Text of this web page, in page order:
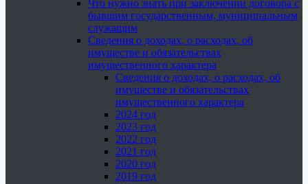
Что нужно знать при заключении договора с
бывшим государственным, муниципальным
служащим
Сведения о доходах, о расходах, об
имуществе и обязательствах
имущественного характера
Сведения о доходах, о расходах, об
имуществе и обязательствах
имущественного характера
2024 год
2023 год
2022 год
2021 год
2020 год
2019 год